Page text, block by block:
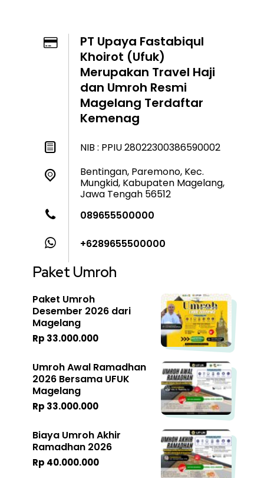
PT Upaya Fastabiqul
Khoirot (Ufuk)
Merupakan Travel Haji
dan Umroh Resmi
Magelang Terdaftar
Kemenag
NIB : PPIU 28022300386590002
Bentingan, Paremono, Kec.
Mungkid, Kabupaten Magelang,
Jawa Tengah 56512
089655500000
+6289655500000
Paket Umroh
Paket Umroh
Desember 2026 dari
Magelang
Rp 33.000.000
Umroh Awal Ramadhan
2026 Bersama UFUK
Magelang
Rp 33.000.000
Biaya Umroh Akhir
Ramadhan 2026
Rp 40.000.000